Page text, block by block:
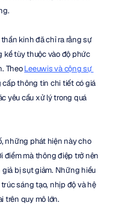
kinh đã chỉ ra rằng sự
kể tùy thuộc vào độ phức
Theo Leeuwis và cộng sự
thông tin chi tiết có giá
yêu cầu xử lý trong quá
những phát hiện này cho
điểm mà thông điệp trở nên
bị sụt giảm. Những hiểu
sáng tạo, nhịp độ và hệ
trên quy mô lớn.